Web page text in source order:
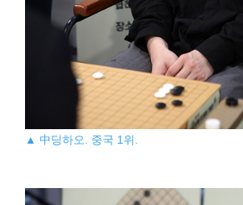
▲ 中딩하오. 중국 1위.